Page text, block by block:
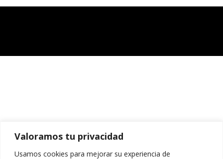
Valoramos tu privacidad
Usamos cookies para mejorar su experiencia de